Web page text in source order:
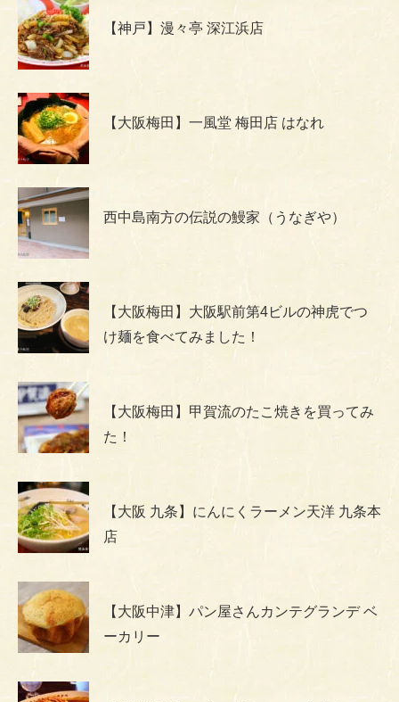
【神戸】漫々亭 深江浜店
【大阪梅田】一風堂 梅田店 はなれ
西中島南方の伝説の鰻家（うなぎや）
【大阪梅田】大阪駅前第4ビルの神虎でつ
け麺を食べてみました！
【大阪梅田】甲賀流のたこ焼きを買ってみ
た！
【大阪 九条】にんにくラーメン天洋 九条本
店
【大阪中津】パン屋さんカンテグランデ ベ
ーカリー